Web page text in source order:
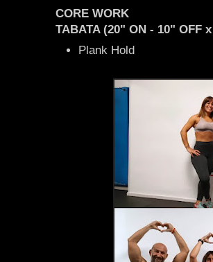
CORE WORK
TABATA (20" ON - 10" OFF
Plank Hold